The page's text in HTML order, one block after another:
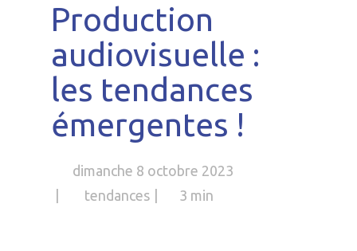
Production
audiovisuelle :
les tendances
émergentes !
dimanche 8 octobre 2023
tendances
3 min